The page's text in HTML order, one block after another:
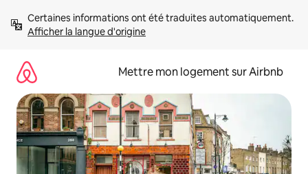
directement
Afficher la langue d'origine
Mettre mon logement sur Airbnb